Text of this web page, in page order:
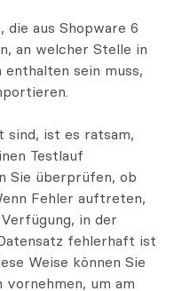
die aus Shopware 6
an welcher Stelle in
sein muss,
sind, ist es ratsam,
Testlauf
Sie überprüfen, ob
Fehler auftreten,
in der
fehlerhaft ist
Weise können Sie
vornehmen, um am